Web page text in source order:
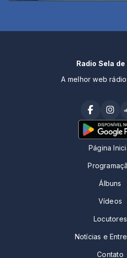
Radio Sela de
A melhor web
Página
Álbuns
Vídeos
Locutores
Notícias e
Contato